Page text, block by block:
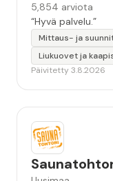
5,854 arviota
“Hyvä palvelu.”
Mittaus- ja
Liukuovet ja
Päivitetty 3.8.2026